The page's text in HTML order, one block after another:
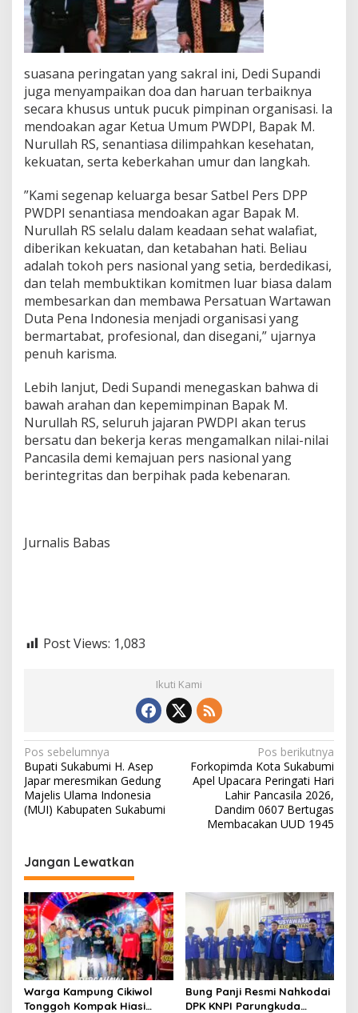
O
A
T
U
L
U
S
U
N
T
K
O
K
O
P
E
R
S
N
A
S
N
A
L
B
A
P
A
R
suasana peringatan yang sakral ini, Dedi Supandi
juga menyampaikan doa dan haruan terbaiknya
secara khusus untuk pucuk pimpinan organisasi. Ia
mendoakan agar Ketua Umum PWDPI, Bapak M.
Nurullah RS, senantiasa dilimpahkan kesehatan,
kekuatan, serta keberkahan umur dan langkah.
‎”Kami segenap keluarga besar Satbel Pers DPP
PWDPI senantiasa mendoakan agar Bapak M.
Nurullah RS selalu dalam keadaan sehat walafiat,
diberikan kekuatan, dan ketabahan hati. Beliau
adalah tokoh pers nasional yang setia, berdedikasi,
dan telah membuktikan komitmen luar biasa dalam
membesarkan dan membawa Persatuan Wartawan
Duta Pena Indonesia menjadi organisasi yang
bermartabat, profesional, dan disegani,” ujarnya
penuh karisma.
‎Lebih lanjut, Dedi Supandi menegaskan bahwa di
bawah arahan dan kepemimpinan Bapak M.
Nurullah RS, seluruh jajaran PWDPI akan terus
bersatu dan bekerja keras mengamalkan nilai-nilai
Pancasila demi kemajuan pers nasional yang
berintegritas dan berpihak pada kebenaran.
Jurnalis Babas
Post Views: 1,083
Ikuti Kami
N
a
v
i
a
s
i
p
o
s
Pos sebelumnya
Bupati Sukabumi H. Asep
Japar meresmikan Gedung
Majelis Ulama Indonesia
(MUI) Kabupaten Sukabumi
Pos berikutnya
Forkopimda Kota Sukabumi
Apel Upacara Peringati Hari
Lahir Pancasila 2026,
Dandim 0607 Bertugas
Membacakan UUD 1945
Jangan Lewatkan
Warga Kampung Cikiwol
Tonggoh Kompak Hiasi
Bung Panji Resmi Nahkodai
DPK KNPI Parungkuda